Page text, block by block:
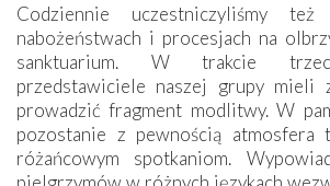
Codziennie uczestniczyliśmy
nabożeństwach i procesjach na
sanktuarium. W trakcie
przedstawiciele naszej grupy mieli
prowadzić fragment modlitwy. W
pozostanie z pewnością atmosfera
różańcowym spotkaniom.